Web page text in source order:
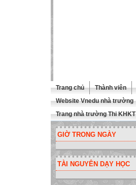
Trang chủ Thành viên
Website Vnedu nhà trường
Trang nhà trường Thi KHKT
GIỜ TRONG NGÀY
TÀI NGUYÊN DẠY HỌC